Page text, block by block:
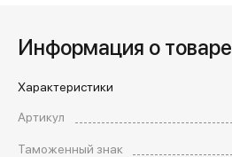
ОПЛАТА И ДОСТАВКА
Вход в личный кабинет
Информация о товаре
Характеристики
Артикул
Таможенный знак